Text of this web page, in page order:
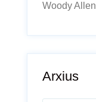
Woody Allen
Arxius